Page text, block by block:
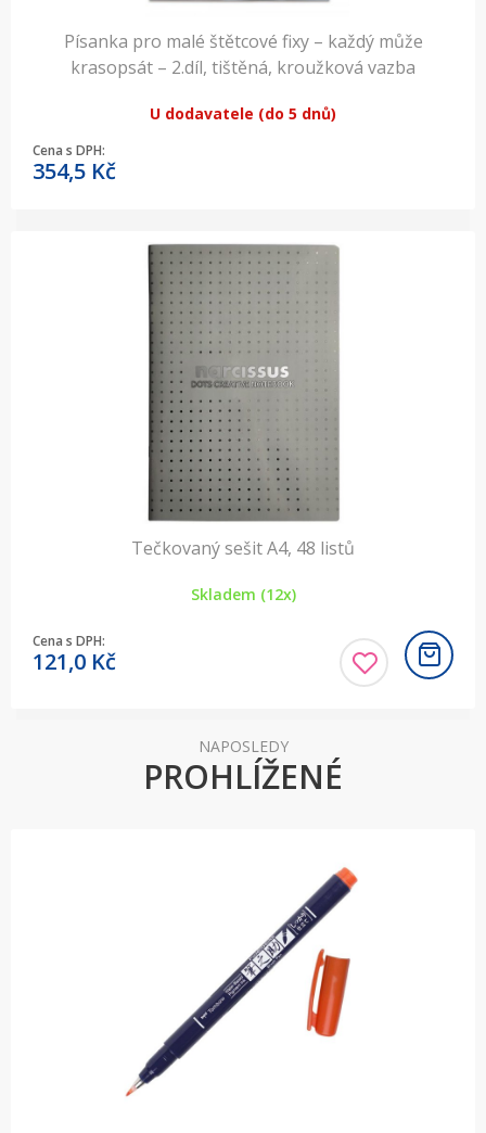
Písanka pro malé štětcové fixy – každý může
krasopsát – 2.díl, tištěná, kroužková vazba
U dodavatele (do 5 dnů)
Cena s DPH:
354,5 Kč
Tečkovaný sešit A4, 48 listů
Skladem (12x)
Cena s DPH:
121,0 Kč
NAPOSLEDY
PROHLÍŽENÉ